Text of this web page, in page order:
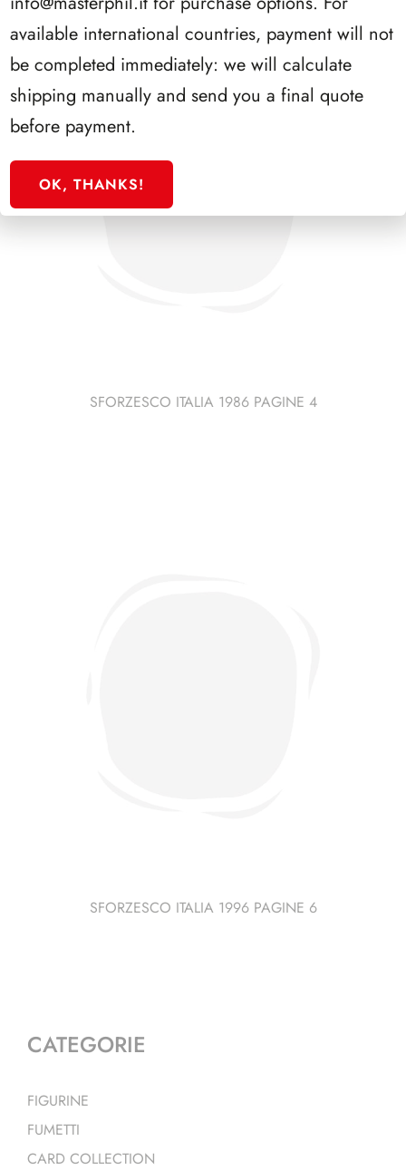
SFORZESCO ITALIA 1986 PAGINE 4
SFORZESCO ITALIA 1996 PAGINE 6
CATEGORIE
FIGURINE
FUMETTI
CARD COLLECTION
available international countries, payment will not
be completed immediately: we will calculate
shipping manually and send you a final quote
before payment.
OK, THANKS!